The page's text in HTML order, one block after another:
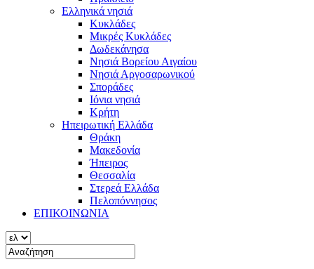
Ελληνικά νησιά
Κυκλάδες
Μικρές Κυκλάδες
Δωδεκάνησα
Νησιά Βορείου Αιγαίου
Νησιά Αργοσαρωνικού
Σποράδες
Ιόνια νησιά
Κρήτη
Ηπειρωτική Ελλάδα
Θράκη
Μακεδονία
Ήπειρος
Θεσσαλία
Στερεά Ελλάδα
Πελοπόννησος
ΕΠΙΚΟΙΝΩΝΙΑ